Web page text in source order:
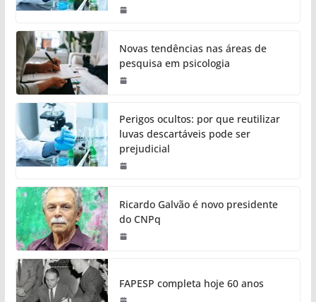
Novas tendências nas áreas de
pesquisa em psicologia
Perigos ocultos: por que reutilizar
luvas descartáveis pode ser
prejudicial
Ricardo Galvão é novo presidente
do CNPq
FAPESP completa hoje 60 anos